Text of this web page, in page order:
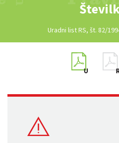
Uradni list RS, št. 82/